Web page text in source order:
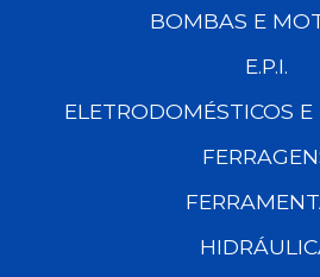
BOMBAS E
E.P.I.
ELETRODOMÉSTICOS E